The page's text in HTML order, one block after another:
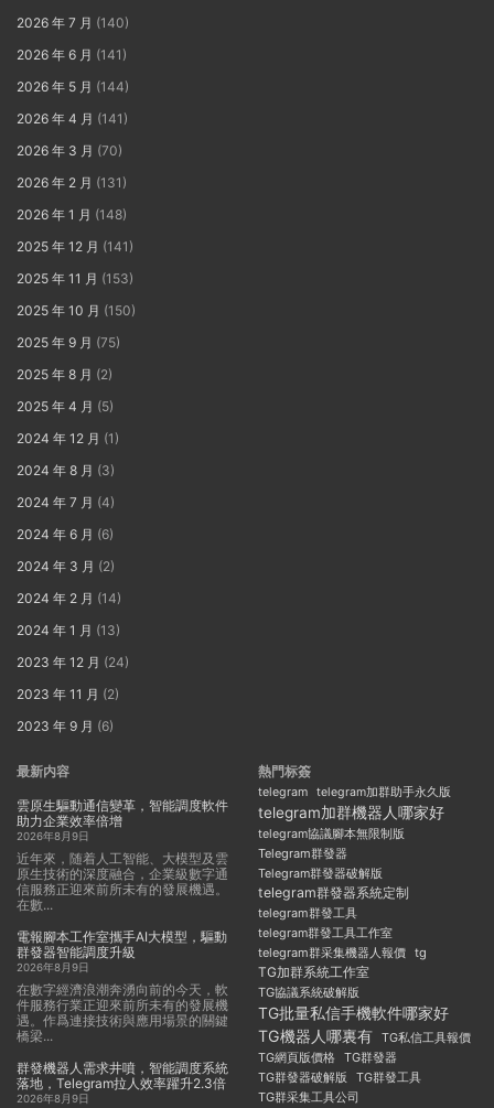
2026 年 7 月 (140)
2026 年 6 月 (141)
2026 年 5 月 (144)
2026 年 4 月 (141)
2026 年 3 月 (70)
2026 年 2 月 (131)
2026 年 1 月 (148)
2025 年 12 月 (141)
2025 年 11 月 (153)
2025 年 10 月 (150)
2025 年 9 月 (75)
2025 年 8 月 (2)
2025 年 4 月 (5)
2024 年 12 月 (1)
2024 年 8 月 (3)
2024 年 7 月 (4)
2024 年 6 月 (6)
2024 年 3 月 (2)
2024 年 2 月 (14)
2024 年 1 月 (13)
2023 年 12 月 (24)
2023 年 11 月 (2)
2023 年 9 月 (6)
最新内容
雲原生驅動通信變革，智能調度軟件
助力企業效率倍增
2026年8月9日
近年來，随着人工智能、大模型及雲
原生技術的深度融合，企業級數字通
信服務正迎來前所未有的發展機遇。
在數...
電報腳本工作室攜手AI大模型，驅動
群發器智能調度升級
2026年8月9日
在數字經濟浪潮奔湧向前的今天，軟
件服務行業正迎來前所未有的發展機
遇。作爲連接技術與應用場景的關鍵
橋梁...
群發機器人需求井噴，智能調度系統
落地，Telegram拉人效率躍升2.3倍
2026年8月9日
熱門标簽
telegram telegram加群助手永久版
telegram加群機器人哪家好
telegram協議腳本無限制版
Telegram群發器
Telegram群發器破解版
telegram群發器系統定制
telegram群發工具
telegram群發工具工作室
telegram群采集機器人報價 tg
TG加群系統工作室
TG協議系統破解版
TG批量私信手機軟件哪家好
TG機器人哪裏有 TG私信工具報價
TG網頁版價格
TG群發器
TG群發器破解版
TG群發工具
TG群采集工具公司